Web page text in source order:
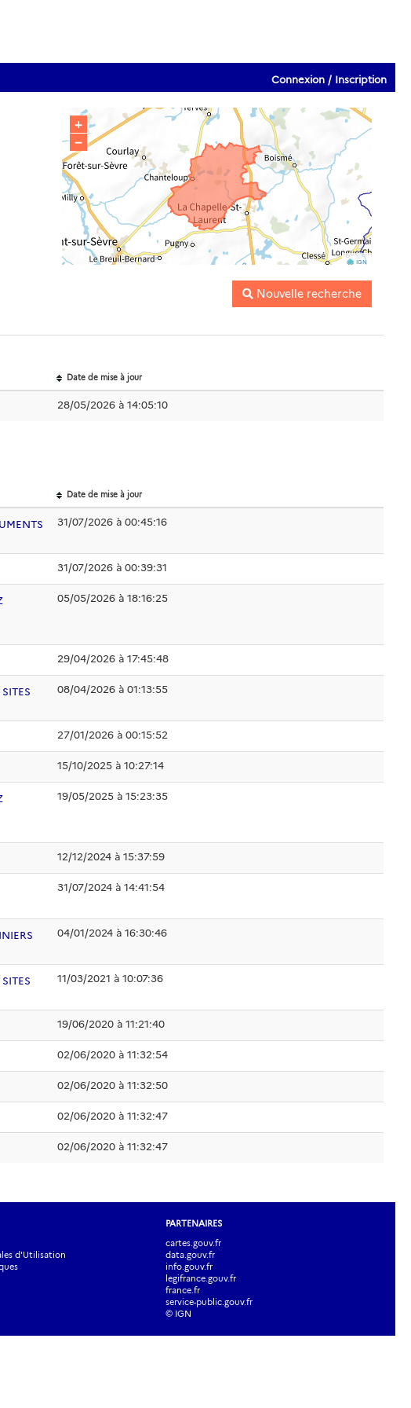
Connexion / Inscription
+
−
IGN
Nouvelle recherche
Date de mise à jour
28/05/2026 à 14:05:10
Date de mise à jour
31/07/2026 à 00:45:16
31/07/2026 à 00:39:31
05/05/2026 à 18:16:25
29/04/2026 à 17:45:48
08/04/2026 à 01:13:55
27/01/2026 à 00:15:52
15/10/2025 à 10:27:14
19/05/2025 à 15:23:35
12/12/2024 à 15:37:59
31/07/2024 à 14:41:54
04/01/2024 à 16:30:46
11/03/2021 à 10:07:36
19/06/2020 à 11:21:40
02/06/2020 à 11:32:54
02/06/2020 à 11:32:50
02/06/2020 à 11:32:47
02/06/2020 à 11:32:47
d'Utilisation
PARTENAIRES
cartes.gouv.fr
data.gouv.fr
info.gouv.fr
legifrance.gouv.fr
france.fr
service-public.gouv.fr
© IGN